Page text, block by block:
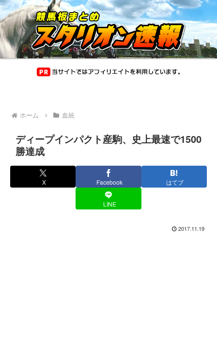
ホーム 血統
ディープインパクト産駒、史上最速で1500
勝達成
X Facebook はてブ
LINE
2017.11.19